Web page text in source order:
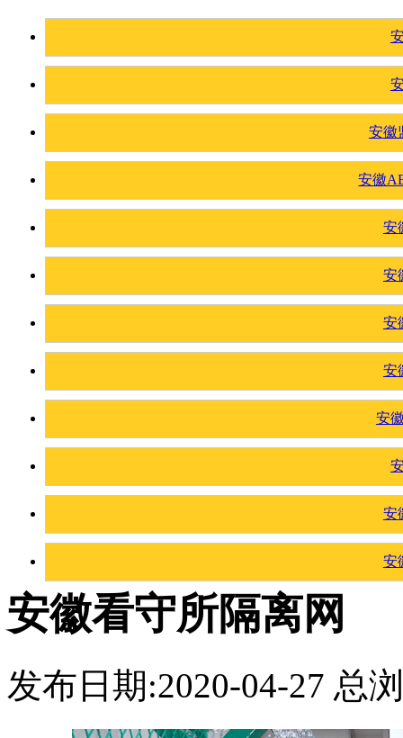
安徽
安徽
安
安
安
安
安
安
安
安徽看守所隔离网
发布日期:2020-04-27 总